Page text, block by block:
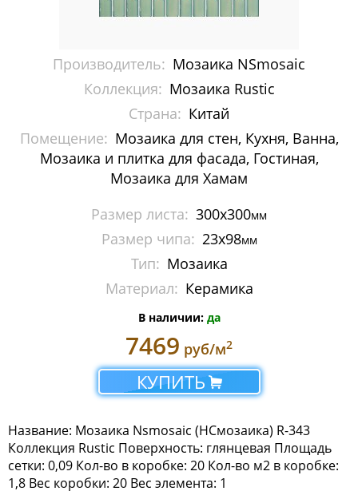
Мозаика Bonaparte
Мозаика Dao
Мозаика Decor-mosaic
Мозаика Imagine Mosaic
Мозаика Keramograd
Мозаика Mir Mosaic
Мозаика NSmosaic
Мозаика Crystal Series
Мозаика Econom Monocolor
Мозаика Exclusive
Мозаика Gold
Производитель: Мозаика NSmosaic
Коллекция: Мозаика Rustic
Страна: Китай
Помещение: Мозаика для стен, Кухня, Ванна,
Мозаика и плитка для фасада, Гостиная,
Мозаика для Хамам
Размер листа: 300x300мм
Размер чипа: 23x98мм
Тип: Мозаика
Материал: Керамика
В наличии: да
7469 руб/м2
КУПИТЬ
Название: Мозаика Nsmosaic (НСмозаика) R-343
Коллекция Rustic Поверхность: глянцевая Площадь
сетки: 0,09 Кол-во в коробке: 20 Кол-во м2 в коробке:
1,8 Вес коробки: 20 Вес элемента: 1